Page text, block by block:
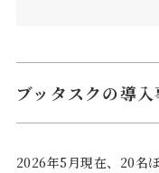
ブッタスクの導
2026年5月現在、20名